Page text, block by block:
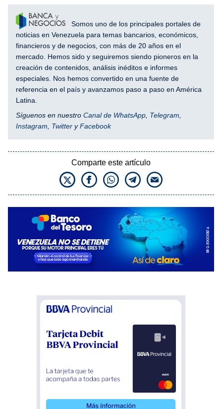
Somos uno de los principales portales de
noticias en Venezuela para temas bancarios, económicos,
financieros y de negocios, con más de 20 años en el
mercado. Hemos sido y seguiremos siendo pioneros en la
creación de contenidos, análisis inéditos e informes
especiales. Nos hemos convertido en una fuente de
referencia en el país y avanzamos paso a paso en América
Latina.
Síguenos en nuestro Canal de WhatsApp Telegram
Instagram
Twitter yFacebook
Comparte este artículo